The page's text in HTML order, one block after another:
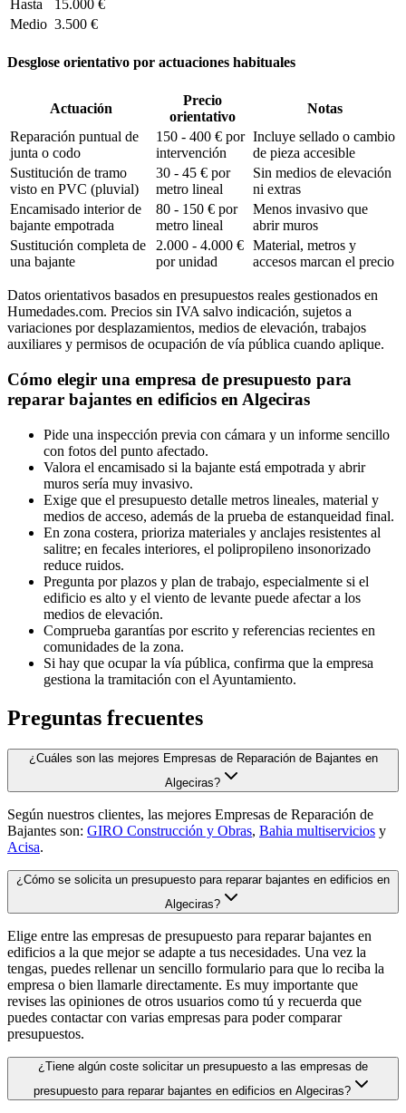
Hasta
15.000 €
Medio 3.500 €
Desglose orientativo por actuaciones habituales
Actuación
Precio
orientativo
Notas
Reparación puntual de
junta o codo
150 - 400 € por
intervención
Incluye sellado o cambio
de pieza accesible
Sustitución de tramo
visto en PVC (pluvial)
30 - 45 € por
metro lineal
Sin medios de elevación
ni extras
Encamisado interior de
bajante empotrada
80 - 150 € por
metro lineal
Menos invasivo que
abrir muros
Sustitución completa de
una bajante
2.000 - 4.000 €
por unidad
Material, metros y
accesos marcan el precio
Datos orientativos basados en presupuestos reales gestionados en
Humedades.com. Precios sin IVA salvo indicación, sujetos a
variaciones por desplazamientos, medios de elevación, trabajos
auxiliares y permisos de ocupación de vía pública cuando aplique.
Cómo elegir una empresa de presupuesto para
reparar bajantes en edificios en Algeciras
Pide una inspección previa con cámara y un informe sencillo
con fotos del punto afectado.
Valora el encamisado si la bajante está empotrada y abrir
muros sería muy invasivo.
Exige que el presupuesto detalle metros lineales, material y
medios de acceso, además de la prueba de estanqueidad final.
En zona costera, prioriza materiales y anclajes resistentes al
salitre; en fecales interiores, el polipropileno insonorizado
reduce ruidos.
Pregunta por plazos y plan de trabajo, especialmente si el
edificio es alto y el viento de levante puede afectar a los
medios de elevación.
Comprueba garantías por escrito y referencias recientes en
comunidades de la zona.
Si hay que ocupar la vía pública, confirma que la empresa
gestiona la tramitación con el Ayuntamiento.
Preguntas frecuentes
¿Cuáles son las mejores Empresas de Reparación de Bajantes en
Algeciras?
Según nuestros clientes, las mejores Empresas de Reparación de
Bajantes son: GIRO Construcción y Obras, Bahia multiservicios y
Acisa.
¿Cómo se solicita un presupuesto para reparar bajantes en edificios en
Algeciras?
Elige entre las empresas de presupuesto para reparar bajantes en
edificios a la que mejor se adapte a tus necesidades. Una vez la
tengas, puedes rellenar un sencillo formulario para que lo reciba la
empresa o bien llamarle directamente. Es muy importante que
revises las opiniones de otros usuarios como tú y recuerda que
puedes contactar con varias empresas para poder comparar
presupuestos.
¿Tiene algún coste solicitar un presupuesto a las empresas de
presupuesto para reparar bajantes en edificios en Algeciras?